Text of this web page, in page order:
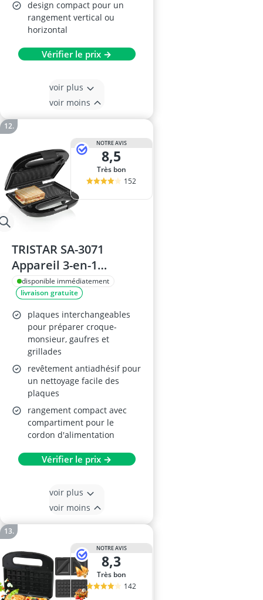
design compact pour un
rangement vertical ou
horizontal
Vérifier le prix →
voir plus
voir moins
NOTRE AVIS
8,5
Très bon
152
TRISTAR SA-3071
Appareil 3-en-1
Croque-
Monsieur/Gaufres/Gri
ll
disponible immédiatement
livraison gratuite
plaques interchangeables
pour préparer croque-
monsieur, gaufres et
grillades
revêtement antiadhésif pour
un nettoyage facile des
plaques
rangement compact avec
compartiment pour le
cordon d'alimentation
Vérifier le prix →
voir plus
voir moins
NOTRE AVIS
8,3
Très bon
142